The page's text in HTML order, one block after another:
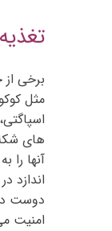
برخی از
مثل
های
آنها را
اندازد
دوست
امنیت